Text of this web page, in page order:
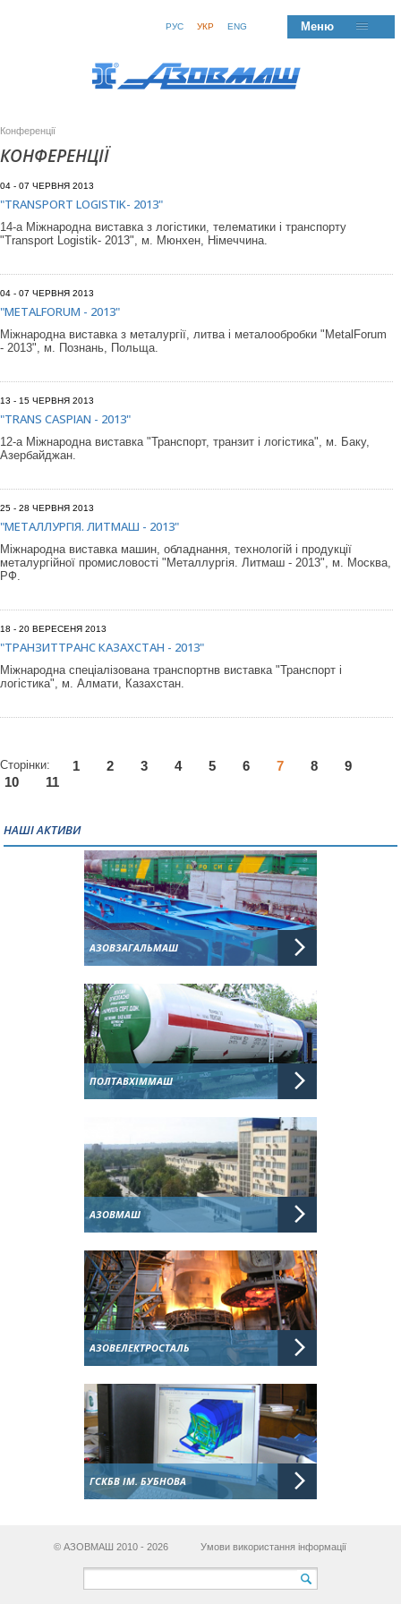
РУС УКР ENG Меню
Конференції
КОНФЕРЕНЦІЇ
04 - 07 ЧЕРВНЯ 2013
"TRANSPORT LOGISTIK- 2013"
14-а Міжнародна виставка з логістики, телематики і транспорту
"Transport Logistik- 2013", м. Мюнхен, Німеччина.
04 - 07 ЧЕРВНЯ 2013
"METALFORUM - 2013"
Міжнародна виставка з металургії, литва і металообробки "MetalForum
- 2013", м. Познань, Польща.
13 - 15 ЧЕРВНЯ 2013
"ТRANS CASPIAN - 2013"
12-а Міжнародна виставка "Транспорт, транзит і логістика", м. Баку,
Азербайджан.
25 - 28 ЧЕРВНЯ 2013
"МЕТАЛЛУРГІЯ. ЛИТМАШ - 2013"
Міжнародна виставка машин, обладнання, технологій і продукції
металургійної промисловості "Металлургія. Литмаш - 2013", м. Москва,
РФ.
18 - 20 ВЕРЕСЕНЯ 2013
"ТРАНЗИТТРАНС КАЗАХСТАН - 2013"
Міжнародна спеціалізована транспортнв виставка "Транспорт і
логістика", м. Алмати, Казахстан.
Сторінки: 1 2 3 4 5 6 7 8
9
10
11
НАШІ АКТИВИ
АЗОВЗАГАЛЬМАШ
ПОЛТАВХІММАШ
АЗОВМАШ
АЗОВЕЛЕКТРОСТАЛЬ
ГСКБВ ІМ. БУБНОВА
© АЗОВМАШ 2010 - 2026Умови використання інформації